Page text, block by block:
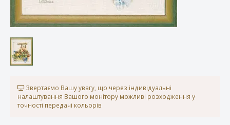
Звертаємо Вашу увагу, що через індивідуальні
налаштування Вашого монітору можливі розходження у
точності передачі кольорів